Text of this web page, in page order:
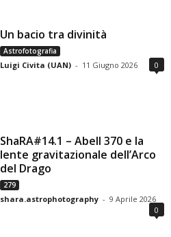
Un bacio tra divinità
Astrofotografia
Luigi Civita (UAN) - 11 Giugno 2026 0
ShaRA#14.1 – Abell 370 e la
lente gravitazionale dell’Arco
del Drago
279
shara.astrophotography - 9 Aprile 2026
0